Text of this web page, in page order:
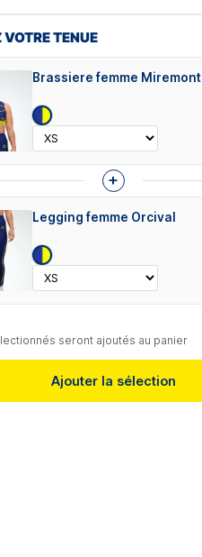
TENUE
Brassiere femme Miremont
+
Legging femme Orcival
seront ajoutés au panier
Ajouter la sélection